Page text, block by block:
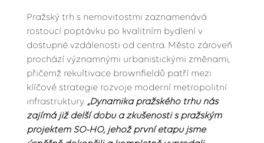
Pražský trh s nemovitostmi zaznamenává
rostoucí poptávku po kvalitním bydlení v
dostupné vzdálenosti od centra. Město zároveň
prochází významnými urbanistickými změnami,
přičemž rekultivace brownfieldů patří mezi
klíčové strategie rozvoje moderní metropolitní
infrastruktury. „Dynamika pražského trhu nás
zajímá již delší dobu a zkušenosti s pražským
projektem SO-HO, jehož první etapu jsme